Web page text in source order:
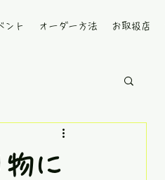
ント オーダー方法 お取扱店
に